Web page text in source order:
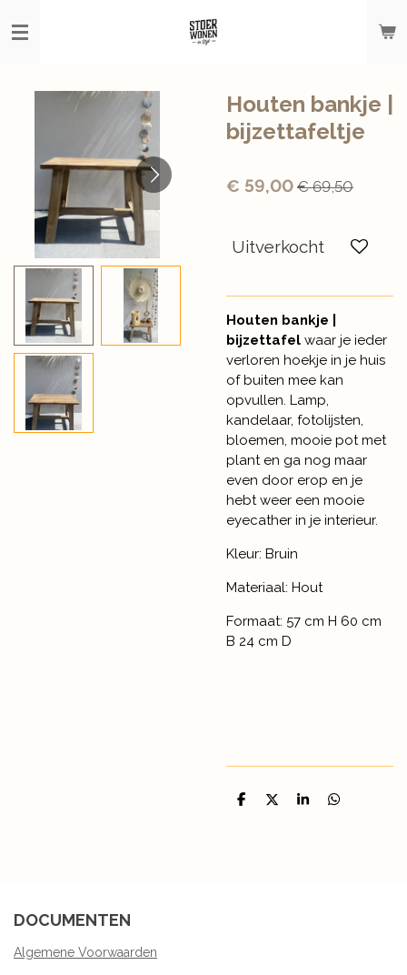
direct
hoofdinhoud
Houten bankje |
bijzettafeltje
€ 59,00 € 69,50
Uitverkocht
Houten bankje |
bijzettafel waar je ieder
verloren hoekje in je huis
of buiten mee kan
opvullen. Lamp,
kandelaar, fotolijsten,
bloemen, mooie pot met
plant en ga nog maar
even door erop en je
hebt weer een mooie
eyecather in je interieur.
Kleur: Bruin
Materiaal: Hout
Formaat: 57 cm H 60 cm
B 24 cm D
D
D
S
D
DOCUMENTEN
Algemene Voorwaarden